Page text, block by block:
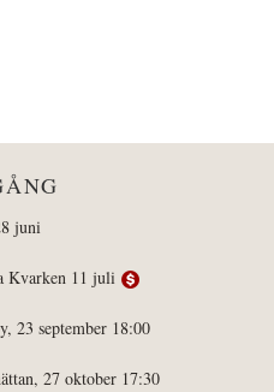
juni
Kvarken 11 juli
23 september 18:00
27 oktober 17:30